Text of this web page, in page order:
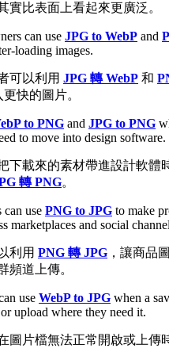
實比表面上看起來更廣泛。
can use JPG to WebP and
loading images.
可以利用 JPG 轉 WebP 和
快的圖片。
to PNG and JPG to PNG
to move into design software.
下載來的素材帶進設計軟體
轉 PNG。
can use PNG to JPG to make
marketplaces and social
利用 PNG 轉 JPG ，讓商品
頻道上傳。
use WebP to JPG when a
upload where they need it.
圖片檔無法正常開啟或上傳